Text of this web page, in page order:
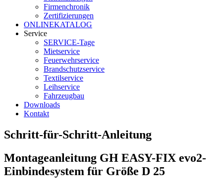
Firmenchronik
Zertifizierungen
ONLINEKATALOG
Service
SERVICE-Tage
Mietservice
Feuerwehrservice
Brandschutzservice
Textilservice
Leihservice
Fahrzeugbau
Downloads
Kontakt
Schritt-für-Schritt-Anleitung
Montageanleitung GH EASY-FIX evo2-
Einbindesystem für Größe D 25